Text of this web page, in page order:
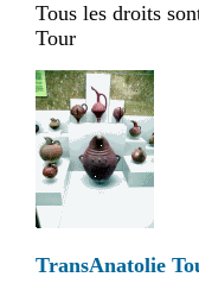
Tous les droits
Tour
TransAnatolie